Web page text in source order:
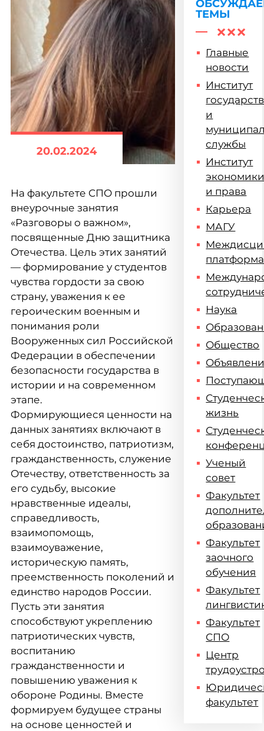
20.02.2024
На факультете СПО прошли
внеурочные занятия
«Разговоры о важном»,
посвященные Дню защитника
Отечества. Цель этих занятий
— формирование у студентов
чувства гордости за свою
страну, уважения к ее
героическим военным и
понимания роли
Вооруженных сил Российской
Федерации в обеспечении
безопасности государства в
истории и на современном
этапе.
Формирующиеся ценности на
данных занятиях включают в
себя достоинство, патриотизм,
гражданственность, служение
Отечеству, ответственность за
его судьбу, высокие
нравственные идеалы,
справедливость,
взаимопомощь,
взаимоуважение,
историческую память,
преемственность поколений и
единство народов России.
Пусть эти занятия
способствуют укреплению
патриотических чувств,
воспитанию
гражданственности и
повышению уважения к
обороне Родины. Вместе
формируем будущее страны
на основе ценностей и
ТЕМЫ
Главные
новости
Институт
и
службы
Институт
и права
Карьера
МАГУ
платформа
Наука
Общество
жизнь
Ученый
совет
Факультет
Факультет
заочного
обучения
Факультет
Факультет
СПО
Центр
факультет